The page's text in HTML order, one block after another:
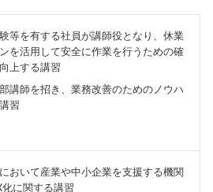
等を有する社員が講師役となり、休業
を活用して安全に作業を行うための確
上する講習
講師を招き、業務改善のためのノウハ
習
おいて産業や中小企業を支援する機関
に関する講習